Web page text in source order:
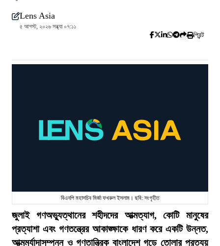
Lens Asia
৫ আগস্ট, ২০২৬ সন্ধ্যা ০৭:১১
প্রিন্ট
বিএনপি মহাসচিব মির্জা ফখরুল ইসলাম। ছবি: সংগৃহীত
জুলাই গণঅভ্যুত্থানের শহীদদের আত্মত্যাগ, কোটি মানুষের
প্রত্যাশা এবং গণতন্ত্রের আকাঙ্ক্ষাকে ধারণ করে একটি উন্নত,
আত্মমর্যাদাসম্পন্ন ও গণতান্ত্রিক বাংলাদেশ গড়ে তোলার প্রত্যয়